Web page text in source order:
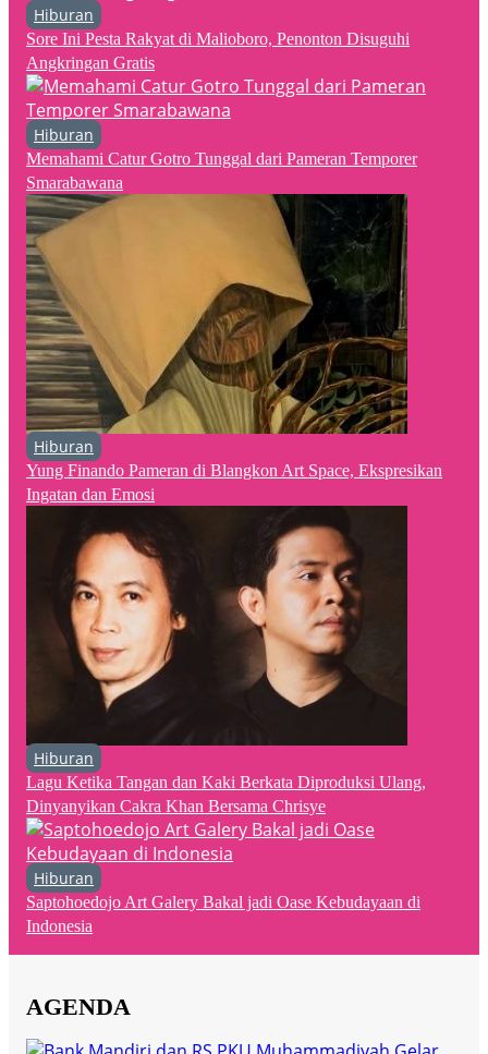
Hiburan
Sore Ini Pesta Rakyat di Malioboro, Penonton Disuguhi
Angkringan Gratis
Hiburan
Memahami Catur Gotro Tunggal dari Pameran Temporer
Smarabawana
Hiburan
Yung Finando Pameran di Blangkon Art Space, Ekspresikan
Ingatan dan Emosi
Hiburan
Lagu Ketika Tangan dan Kaki Berkata Diproduksi Ulang,
Dinyanyikan Cakra Khan Bersama Chrisye
Hiburan
Saptohoedojo Art Galery Bakal jadi Oase Kebudayaan di
Indonesia
AGENDA